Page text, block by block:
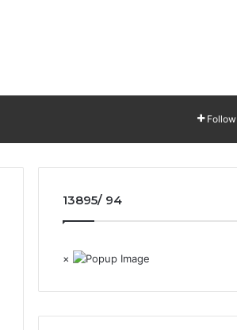
Follow
13895/ 94
×